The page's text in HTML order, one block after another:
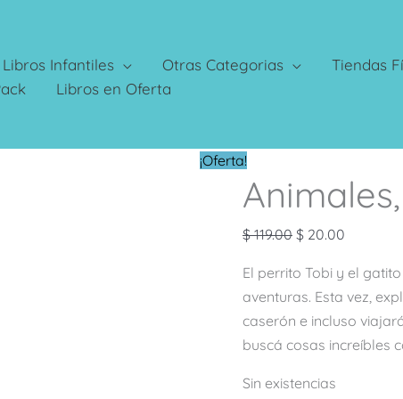
Libros Infantiles Otras Categorias Tiendas
Libros en Oferta
¡Oferta!
$119.00
original
era:
$ 20.00
precio
actual
El perrito Tobi y el
aventuras. Esta vez,
caserón e incluso
buscá cosas increíbles
Sin existencias